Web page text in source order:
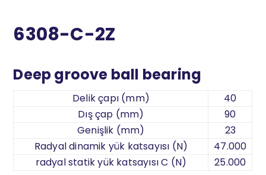
6308-C-2Z
Deep groove ball bearing
Delik çapı (mm)
40
Dış çap (mm)
90
Genişlik (mm)
23
Radyal dinamik yük katsayısı (N)
47.000
radyal statik yük katsayısı C (N)
25.000